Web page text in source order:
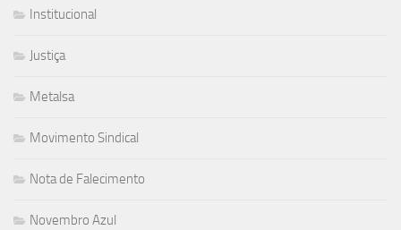
Institucional
Justiça
Metalsa
Movimento Sindical
Nota de Falecimento
Novembro Azul